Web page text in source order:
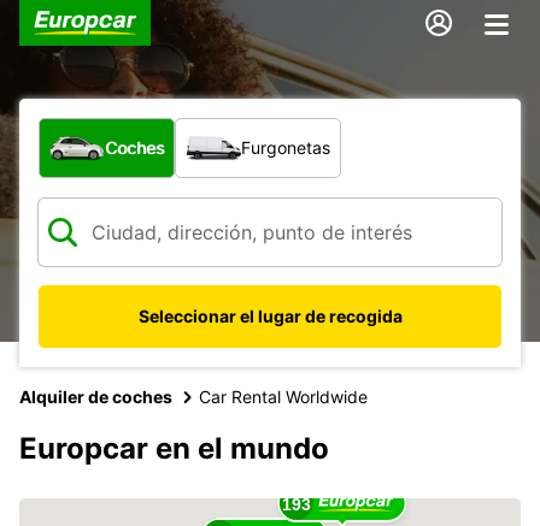
¿Qué tipo de vehículo?
Coches Furgonetas
Seleccionar el lugar de recogida
Alquiler de coches Car Rental Worldwide
Europcar en el mundo
193
16